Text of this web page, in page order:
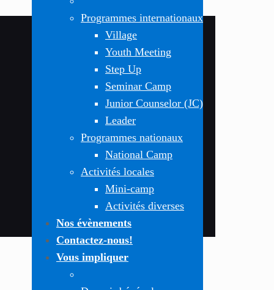
Programmes internationaux
Village
Youth Meeting
Step Up
Seminar Camp
Junior Counselor (JC)
Leader
Programmes nationaux
National Camp
Activités locales
Mini-camp
Activités diverses
Nos évènements
Contactez-nous!
Vous impliquer